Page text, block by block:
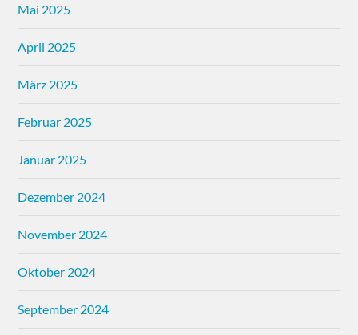
Mai 2025
April 2025
März 2025
Februar 2025
Januar 2025
Dezember 2024
November 2024
Oktober 2024
September 2024